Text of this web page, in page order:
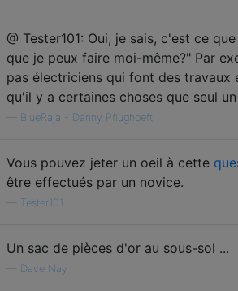
@ Tester101: Oui, je sais, c'est ce
que je peux faire moi-même?" Par
pas électriciens qui font des travaux
qu'il y a certaines choses que seul
BlueRaja - Danny Pflughoeft
Vous pouvez jeter un oeil à cette
être effectués par un novice.
Tester101
Un sac de pièces d'or au sous-sol ...
Dave Nay